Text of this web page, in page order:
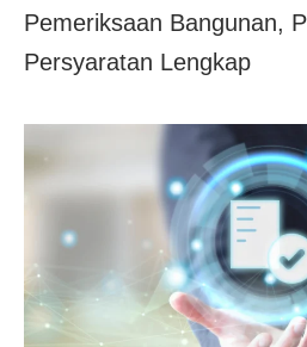
Pemeriksaan Bangunan,
Persyaratan Lengkap